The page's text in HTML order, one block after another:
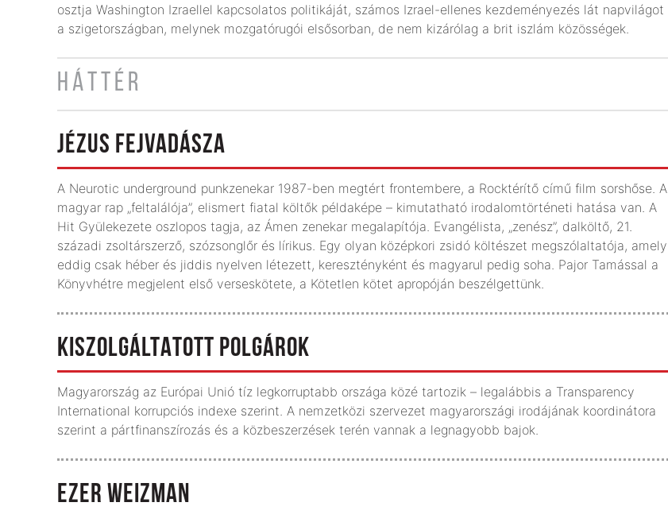
osztja Washington Izraellel kapcsolatos politikáját, számos Izrael-ellenes kezdeményezés lát napvilágot
a szigetországban, melynek mozgatórugói elsősorban, de nem kizárólag a brit iszlám közösségek.
HÁTTÉR
JÉZUS FEJVADÁSZA
A Neurotic underground punkzenekar 1987-ben megtért frontembere, a Rocktérítő című film sorshőse. A
magyar rap „feltalálója”, elismert fiatal költők példaképe – kimutatható irodalomtörténeti hatása van. A
Hit Gyülekezete oszlopos tagja, az Ámen zenekar megalapítója. Evangélista, „zenész”, dalköltő, 21.
századi zsoltárszerző, szózsonglőr és lírikus. Egy olyan középkori zsidó költészet megszólaltatója, amely
eddig csak héber és jiddis nyelven létezett, keresztényként és magyarul pedig soha. Pajor Tamással a
Könyvhétre megjelent első verseskötete, a Kötetlen kötet apropóján beszélgettünk.
KISZOLGÁLTATOTT POLGÁROK
Magyarország az Európai Unió tíz legkorruptabb országa közé tartozik – legalábbis a Transparency
International korrupciós indexe szerint. A nemzetközi szervezet magyarországi irodájának koordinátora
szerint a pártfinanszírozás és a közbeszerzések terén vannak a legnagyobb bajok.
EZER WEIZMAN